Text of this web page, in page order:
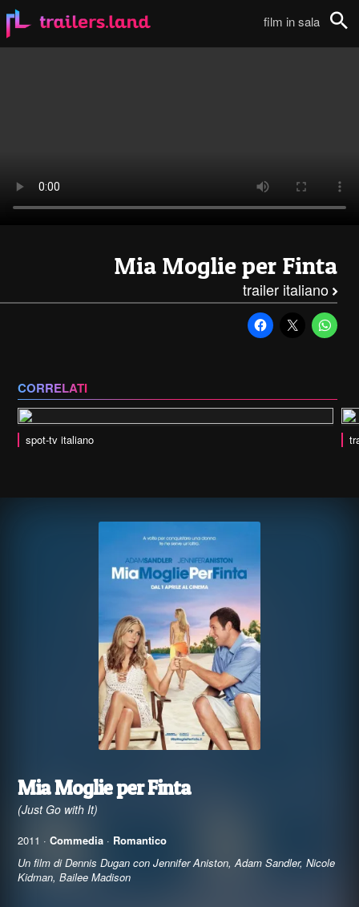
film in sala
Mia Moglie per Finta
trailer italiano
CORRELATI
spot-tv italiano
Mia Moglie per Finta
(Just Go with It)
2011 · Commedia · Romantico
Un film di Dennis Dugan con Jennifer Aniston, Adam Sandler, Nicole
Kidman, Bailee Madison